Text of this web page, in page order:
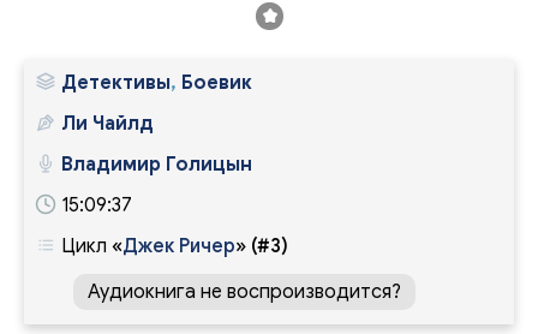
Детективы, Боевик
Ли Чайлд
Владимир Голицын
15:09:37
Цикл «Джек Ричер» (#3)
Аудиокнига не воспроизводится?